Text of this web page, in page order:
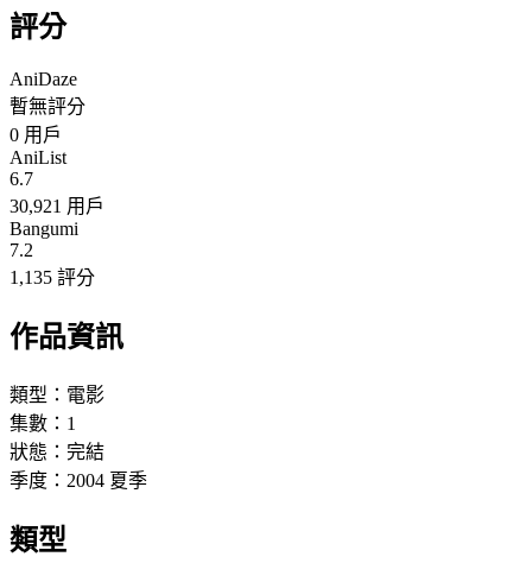
評分
AniDaze
暫無評分
0 用戶
AniList
6.7
30,921 用戶
Bangumi
7.2
1,135 評分
作品資訊
類型： 電影
集數： 1
狀態： 完結
季度： 2004 夏季
類型